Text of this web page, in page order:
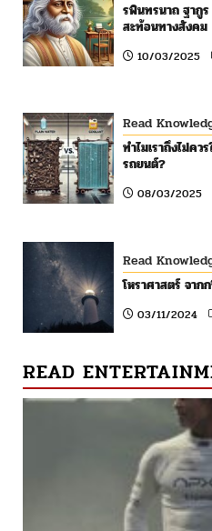
รพินทรนาถ ฐากู
สะท้อนทางสังคม
10/03/2025
Read
ทำไมเราถึงไม่คว
รถยนต์?
08/03/2025
Read
โหราศาสตร์ จาก
03/11/2024
READ